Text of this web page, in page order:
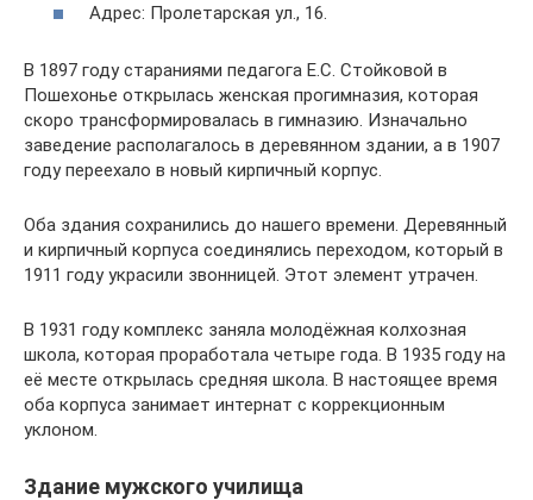
Адрес: Пролетарская ул., 16.
В 1897 году стараниями педагога Е.С. Стойковой в
Пошехонье открылась женская прогимназия, которая
скоро трансформировалась в гимназию. Изначально
заведение располагалось в деревянном здании, а в 1907
году переехало в новый кирпичный корпус.
Оба здания сохранились до нашего времени. Деревянный
и кирпичный корпуса соединялись переходом, который в
1911 году украсили звонницей. Этот элемент утрачен.
В 1931 году комплекс заняла молодёжная колхозная
школа, которая проработала четыре года. В 1935 году на
её месте открылась средняя школа. В настоящее время
оба корпуса занимает интернат с коррекционным
уклоном.
Здание мужского училища